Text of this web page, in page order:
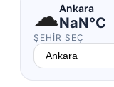
☁Ankara
NaN°C
ŞEHIR SEÇ